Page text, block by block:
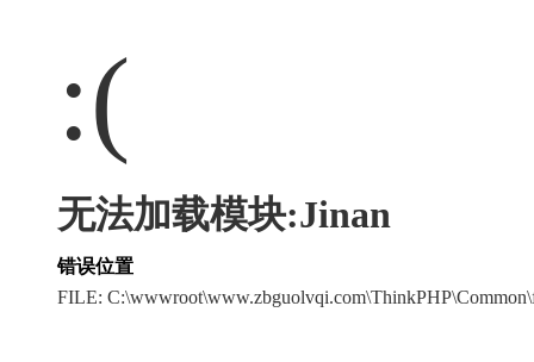
:(
无法加载模块:Jinan
错误位置
FILE: